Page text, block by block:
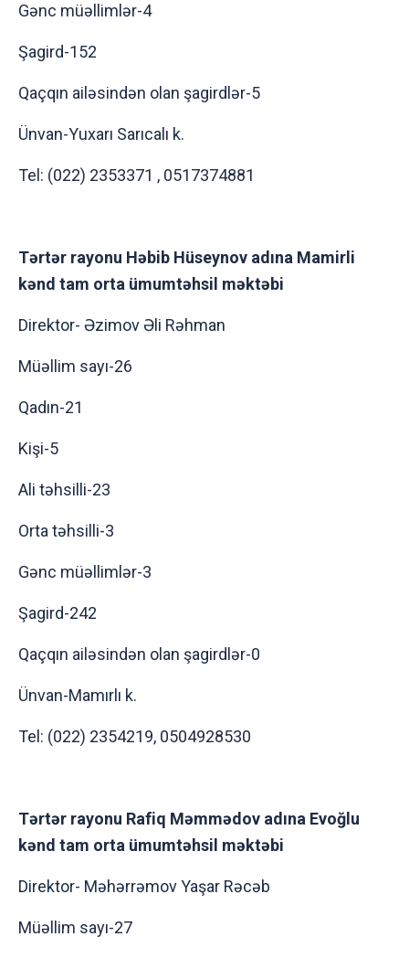
Gənc müəllimlər-4
Şagird-152
Qaçqın ailəsindən olan şagirdlər-5
Ünvan-Yuxarı Sarıcalı k.
Tel: (022) 2353371 , 0517374881
Tərtər rayonu Həbib Hüseynov adına Mamirli
kənd tam orta ümumtəhsil məktəbi
Direktor- Əzimov Əli Rəhman
Müəllim sayı-26
Qadın-21
Kişi-5
Ali təhsilli-23
Orta təhsilli-3
Gənc müəllimlər-3
Şagird-242
Qaçqın ailəsindən olan şagirdlər-0
Ünvan-Mamırlı k.
Tel: (022) 2354219, 0504928530
Tərtər rayonu Rafiq Məmmədov adına Evoğlu
kənd tam orta ümumtəhsil məktəbi
Direktor- Məhərrəmov Yaşar Rəcəb
Müəllim sayı-27